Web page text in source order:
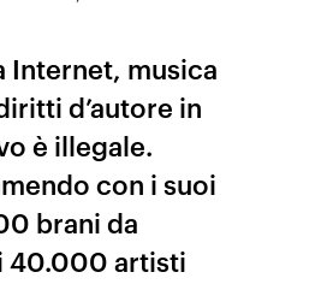
Internet, musica
d’autore in
è illegale.
con i suoi
brani da
40.000 artisti